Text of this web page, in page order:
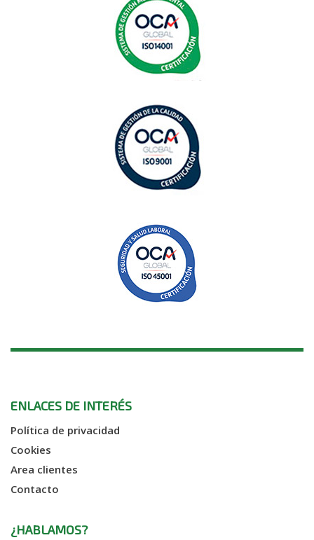
ENLACES DE INTERÉS
Política de privacidad
Cookies
Area clientes
Contacto
¿HABLAMOS?